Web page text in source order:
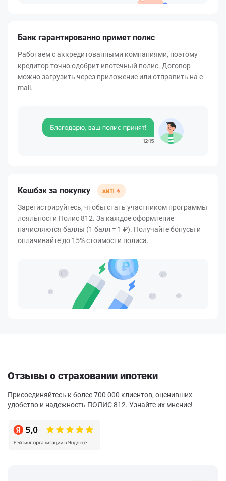
Банк гарантированно примет полис
Работаем с аккредитованными компаниями, поэтому
кредитор точно одобрит ипотечный полис. Договор
можно загрузить через приложение или отправить на e-
mail.
Кешбэк за покупку
Зарегистрируйтесь, чтобы стать участником программы
лояльности Полис 812. За каждое оформление
начисляются баллы (1 балл = 1 ₽). Получайте бонусы и
оплачивайте до 15% стоимости полиса.
Отзывы о страховании ипотеки
Присоединяйтесь к более 700 000 клиентов, оценивших
удобство и надежность ПОЛИС 812. Узнайте их мнение!